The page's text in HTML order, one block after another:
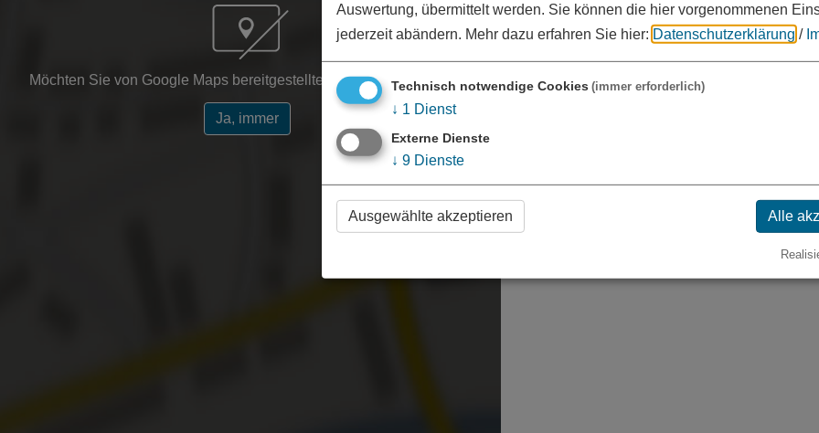
Möchten Sie von Google Maps bereitgestellte externe Inhalte laden?
Ja, immer
Auswertung, übermittelt werden. Sie können die hier vorgenommenen
jederzeit abändern. Mehr dazu erfahren Sie hier: Datenschutzerklärung /
Technisch notwendige Cookies (immer erforderlich)
↓ 1 Dienst
Externe Dienste
↓ 9 Dienste
Ausgewählte akzeptieren Alle